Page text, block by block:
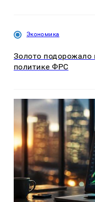
Экономика
Золото подорожало
политике ФРС